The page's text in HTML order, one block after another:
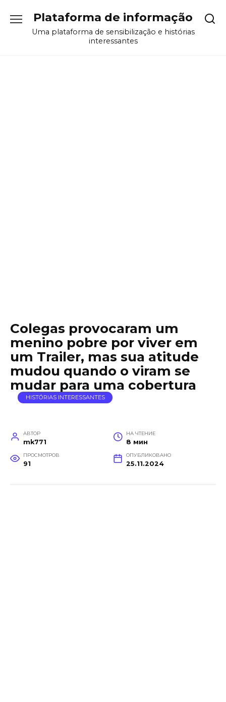
содержанию
Plataforma de informação
Uma plataforma de sensibilização e histórias
interessantes
Colegas provocaram um
menino pobre por viver em
um Trailer, mas sua atitude
mudou quando o viram se
mudar para uma cobertura
HISTÓRIAS INTERESSANTES
АВТОР
mk771
НА ЧТЕНИЕ
8 мин
ПРОСМОТРОВ
91
ОПУБЛИКОВАНО
25.11.2024